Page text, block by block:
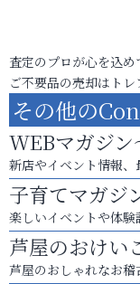
査定のプロが心を込め
ご不要品の売却はト
その他の
WEBマガジ
新店やイベント情報、
子育てマガジ
楽しいイベントや体験
芦屋のおけい
芦屋のおしゃれなお稽